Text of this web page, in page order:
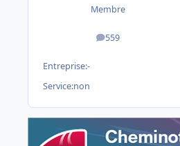
Membre
559
messages
Entreprise:-
Service:non